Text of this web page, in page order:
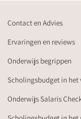
Contact en Advies
Ervaringen en reviews
Onderwijs begrippen
Scholingsbudget in het
Onderwijs Salaris